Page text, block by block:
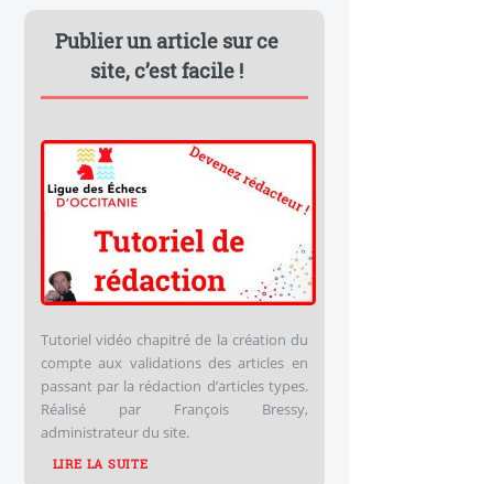
Publier un article sur ce
site, c’est facile !
Tutoriel vidéo chapitré de la création du
compte aux validations des articles en
passant par la rédaction d’articles types.
Réalisé par François Bressy,
administrateur du site.
LIRE LA SUITE